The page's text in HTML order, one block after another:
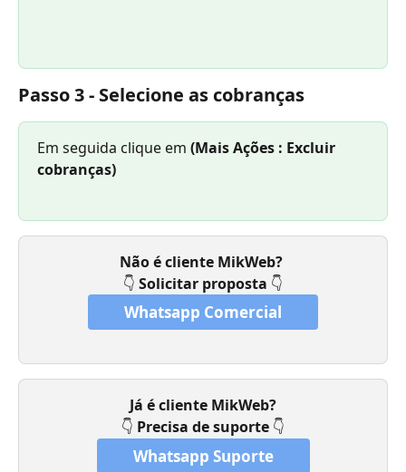
Passo 3 - Selecione as cobranças
Em seguida clique em (Mais Ações : Excluir
cobranças)
Não é cliente MikWeb?
👇 Solicitar proposta 👇
Whatsapp Comercial
Já é cliente MikWeb?
👇 Precisa de suporte 👇
Whatsapp Suporte